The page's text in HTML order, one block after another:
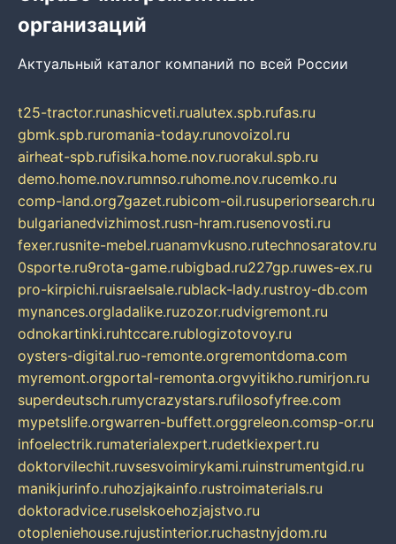
организаций
Актуальный каталог компаний по всей России
t25-tractor.runashicveti.rualutex.spb.rufas.ru
gbmk.spb.ruromania-today.runovoizol.ru
airheat-spb.rufisika.home.nov.ruorakul.spb.ru
demo.home.nov.rumnso.ruhome.nov.rucemko.ru
comp-land.org7gazet.rubicom-oil.rusuperiorsearch.ru
bulgarianedvizhimost.rusn-hram.rusenovosti.ru
fexer.rusnite-mebel.ruanamvkusno.rutechnosaratov.ru
0sporte.ru9rota-game.rubigbad.ru227gp.ruwes-ex.ru
pro-kirpichi.ruisraelsale.rublack-lady.rustroy-db.com
mynances.orgladalike.ruzozor.rudvigremont.ru
odnokartinki.ruhtccare.rublogizotovoy.ru
oysters-digital.ruo-remonte.orgremontdoma.com
myremont.orgportal-remonta.orgvyitikho.rumirjon.ru
superdeutsch.rumycrazystars.rufilosofyfree.com
mypetslife.orgwarren-buffett.orggreleon.comsp-or.ru
infoelectrik.rumaterialexpert.rudetkiexpert.ru
doktorvilechit.ruvsesvoimirykami.ruinstrumentgid.ru
manikjurinfo.ruhozjajkainfo.rustroimaterials.ru
doktoradvice.ruselskoehozjajstvo.ru
otopleniehouse.rujustinterior.ruchastnyjdom.ru